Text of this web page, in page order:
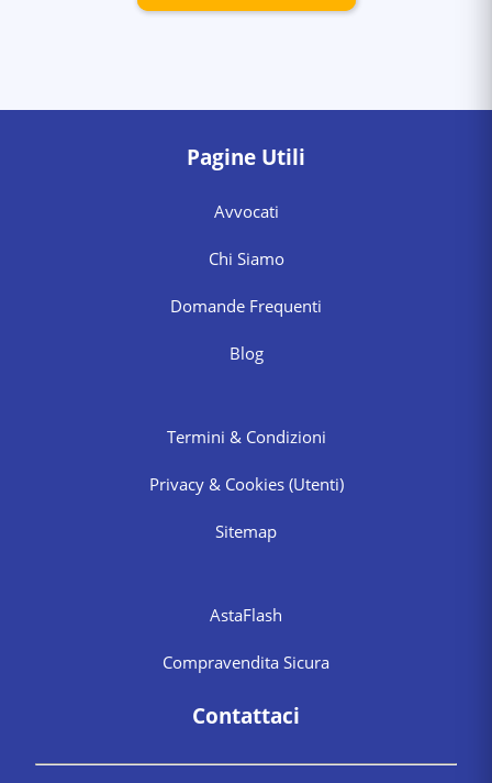
Pagine Utili
Avvocati
Chi Siamo
Domande Frequenti
Blog
Termini & Condizioni
Privacy & Cookies (Utenti)
Sitemap
AstaFlash
Compravendita Sicura
Contattaci